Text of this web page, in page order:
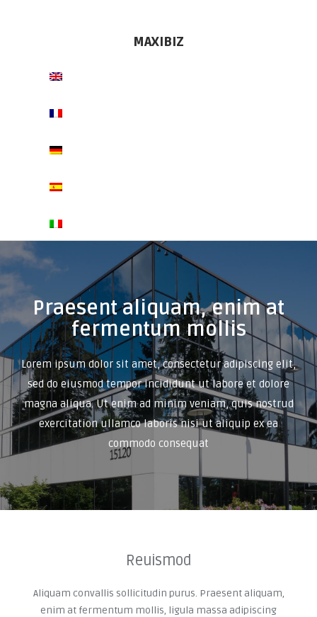
MAXIBIZ
Praesent aliquam, enim at
fermentum mollis
Lorem ipsum dolor sit amet, consectetur adipiscing elit,
sed do eiusmod tempor incididunt ut labore et dolore
magna aliqua. Ut enim ad minim veniam, quis nostrud
exercitation ullamco laboris nisi ut aliquip ex ea
commodo consequat
Reuismod
Aliquam convallis sollicitudin purus. Praesent aliquam,
enim at fermentum mollis, ligula massa adipiscing